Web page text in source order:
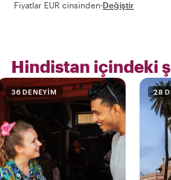
Fiyatlar EUR cinsinden·Değiştir
Hindistan içindeki
36 DENEYIM 28